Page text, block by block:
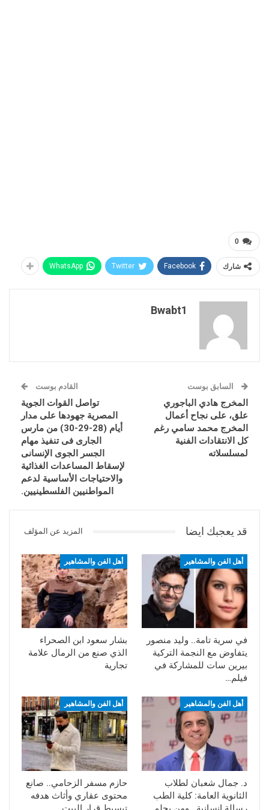
0
شارك Facebook
Twitter
WhatsApp
Bwabt1
السابق بوست
المخرج هادي الباجوري
علق، على نجاح أعمال
المخرج محمد سامي رغم
كل الانتقادات الفنية
لمسلسلاته
القادم بوست
تواصل القوات الجوية
المصرية جهودها على مدار
أيام (28-29-30) من مارس
الجارى فى تنفيذ مهام
الجسر الجوى الإنسانى
لإسقاط المساعدات الغذائية
والاحتياجات الأساسية لدعم
المواطنيين الفلسطينيين.
قد يعجبك ايضا المزيد عن المؤلف
أهل الفن والمشاهير
في سرية تامة.. وليد منصور
يتفاوض مع النجمة التركية
بيرين سات للمشاركة في
فيلم…
أهل الفن والمشاهير
بشار سعود ابن الصحراء
الذي صنع من الرمال علامة
تجارية
أهل الفن والمشاهير
د. جمال شعبان لطلاب
الثانوية العامة: كلية الطب
أهل الفن والمشاهير
حازم مسفر الزحامي.. صانع
محتوى عقاري وأثاث هدفه